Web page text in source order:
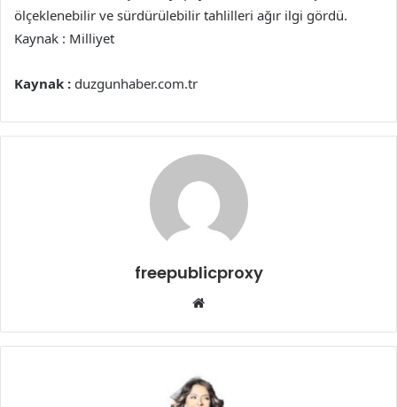
ölçeklenebilir ve sürdürülebilir tahlilleri ağır ilgi gördü.
Kaynak : Milliyet
Kaynak : duzgunhaber.com.tr
freepublicproxy
Web